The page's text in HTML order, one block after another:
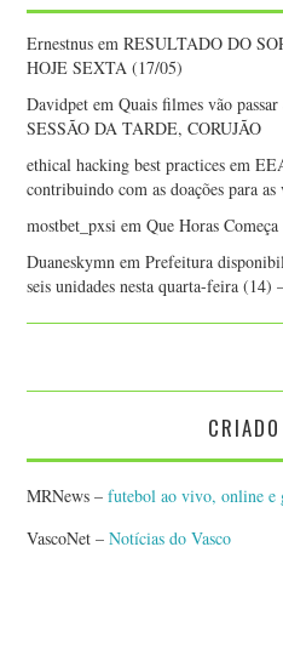
Ernestnus emRESULTADO DO
HOJE SEXTA (17/05)
Davidpet emQuais filmes vão
SESSÃO DA TARDE, CORUJÃO
ethical hacking best practices em
contribuindo com as doações para
mostbet_pxsi emQue Horas Começa
Duaneskymn emPrefeitura
seis unidades nesta quarta-feira (14)
MRNews –futebol ao vivo, online e
VascoNet – Notícias do Vasco